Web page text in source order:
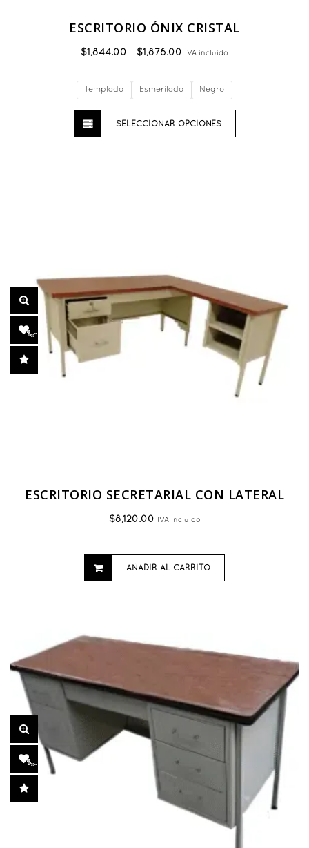
ESCRITORIO ÓNIX CRISTAL
$1,844.00 - $1,876.00 Rango
precios:
desde
hasta
IVA incluido
Templado Esmerilado Negro
SELECCIONAR OPCIONES
Este
la
página
de
producto
ESCRITORIO SECRETARIAL CON LATERAL
$8,120.00 IVA incluido
AÑADIR AL CARRITO